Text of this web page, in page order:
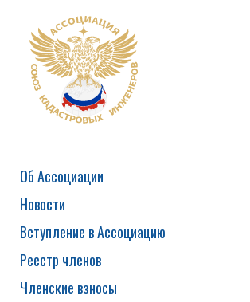
Об Ассоциации
Новости
Вступление в Ассоциацию
Реестр членов
Членские взносы